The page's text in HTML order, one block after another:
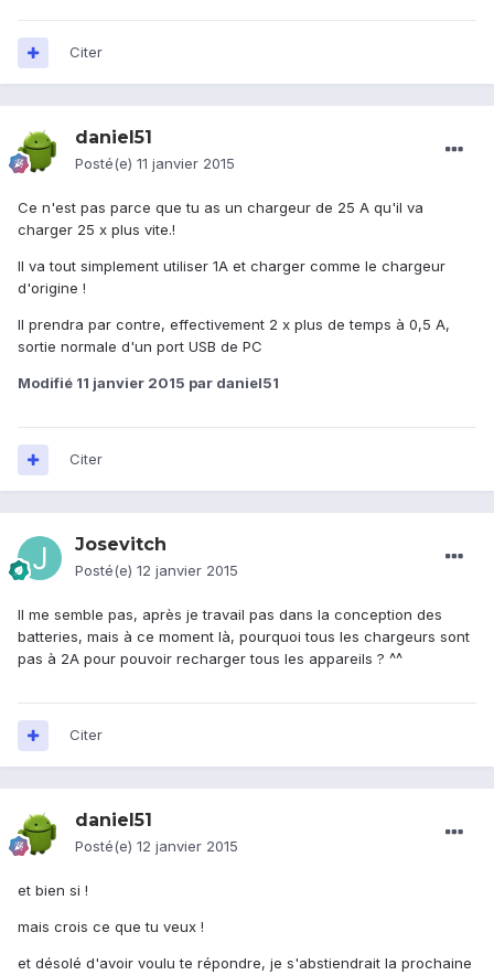
Citer
daniel51
Posté(e) 11 janvier 2015
Ce n'est pas parce que tu as un chargeur de 25 A qu'il va
charger 25 x plus vite.!
Il va tout simplement utiliser 1A et charger comme le chargeur
d'origine !
Il prendra par contre, effectivement 2 x plus de temps à 0,5 A,
sortie normale d'un port USB de PC
Modifié 11 janvier 2015 par daniel51
Citer
Josevitch
Posté(e) 12 janvier 2015
Il me semble pas, après je travail pas dans la conception des
batteries, mais à ce moment là, pourquoi tous les chargeurs sont
pas à 2A pour pouvoir recharger tous les appareils ? ^^
Citer
daniel51
Posté(e) 12 janvier 2015
et bien si !
mais crois ce que tu veux !
et désolé d'avoir voulu te répondre, je s'abstiendrait la prochaine